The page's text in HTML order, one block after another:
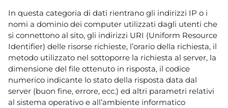
In questa categoria di dati rientrano gli indirizzi IP o i
nomi a dominio dei computer utilizzati dagli utenti che
si connettono al sito, gli indirizzi URI (Uniform Resource
Identifier) delle risorse richieste, l’orario della richiesta, il
metodo utilizzato nel sottoporre la richiesta al server, la
dimensione del file ottenuto in risposta, il codice
numerico indicante lo stato della risposta data dal
server (buon fine, errore, ecc.) ed altri parametri relativi
al sistema operativo e all’ambiente informatico